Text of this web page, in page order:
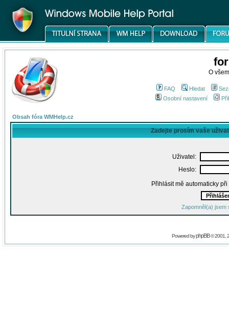
O
FAQ Hledat
Osobní nastavení
Obsah fóra WMHelp.cz
Zadejte prosím vaše
Uživatel:
Heslo:
Přihlásit mě automaticky
Zapomněl(a) jsem
Powered byphpBB© 2001,